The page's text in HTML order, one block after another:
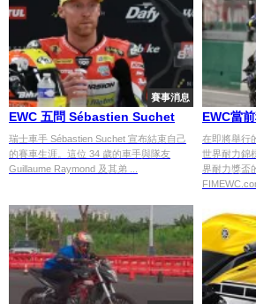
賽事消息
EWC 五問 Sébastien Suchet
瑞士車手 Sébastien Suchet 宣布結束自己
的賽車生涯。這位 34 歲的車手與隊友
Guillaume Raymond 及其弟 ...
EWC當
在即將舉行
世界耐力錦
界耐力獎盃